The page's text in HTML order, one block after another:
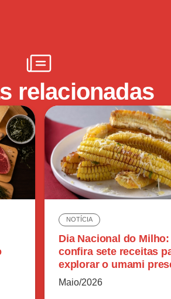
relacionadas
NOTÍCIA
Dia Nacional do Milho:
confira sete receitas
explorar o umami
no ingrediente
Maio/2026